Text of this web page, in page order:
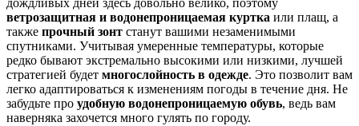
дождливых дней здесь довольно велико, поэтому
ветрозащитная и водонепроницаемая куртка или плащ, а
также прочный зонт станут вашими незаменимыми
спутниками. Учитывая умеренные температуры, которые
редко бывают экстремально высокими или низкими, лучшей
стратегией будет многослойность в одежде. Это позволит вам
легко адаптироваться к изменениям погоды в течение дня. Не
забудьте про удобную водонепроницаемую обувь, ведь вам
наверняка захочется много гулять по городу.